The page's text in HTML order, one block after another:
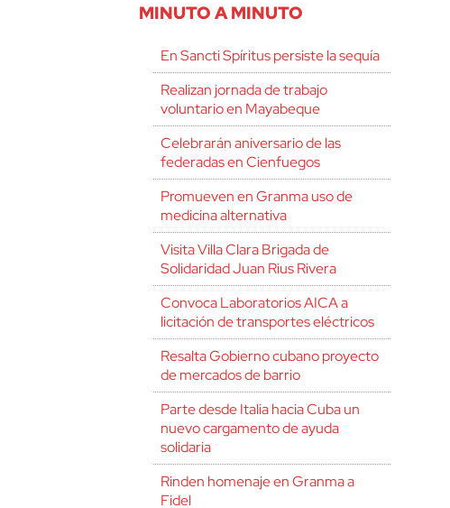
MINUTO A MINUTO
En Sancti Spíritus persiste la sequía
Realizan jornada de trabajo
voluntario en Mayabeque
Celebrarán aniversario de las
federadas en Cienfuegos
Promueven en Granma uso de
medicina alternativa
Visita Villa Clara Brigada de
Solidaridad Juan Rius Rivera
Convoca Laboratorios AICA a
licitación de transportes eléctricos
Resalta Gobierno cubano proyecto
de mercados de barrio
Parte desde Italia hacia Cuba un
nuevo cargamento de ayuda
solidaria
Rinden homenaje en Granma a
Fidel